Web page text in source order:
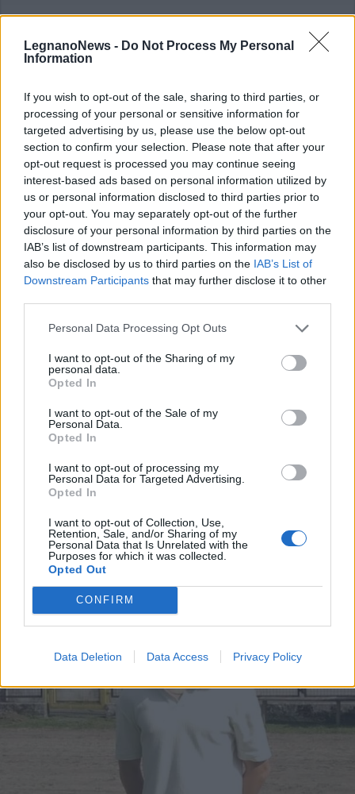
LegnanoNews - Do Not Process My Personal
Information
If you wish to opt-out of the sale, sharing to third parties, or
processing of your personal or sensitive information for
targeted advertising by us, please use the below opt-out
section to confirm your selection. Please note that after your
opt-out request is processed you may continue seeing
interest-based ads based on personal information utilized by
us or personal information disclosed to third parties prior to
your opt-out. You may separately opt-out of the further
disclosure of your personal information by third parties on the
IAB’s list of downstream participants. This information may
also be disclosed by us to third parties on the IAB’s List of
Downstream Participants that may further disclose it to other
Personal Data Processing Opt Outs
I want to opt-out of the Sharing of my
personal data.
Opted In
I want to opt-out of the Sale of my
Personal Data.
Opted In
I want to opt-out of processing my
Personal Data for Targeted Advertising.
Opted In
I want to opt-out of Collection, Use,
Retention, Sale, and/or Sharing of my
Personal Data that Is Unrelated with the
Purposes for which it was collected.
Opted Out
CONFIRM
Data Deletion Data Access Privacy Policy
ALTRE NOTIZIE DI LEGNANO
inserito nel girone A lombardo